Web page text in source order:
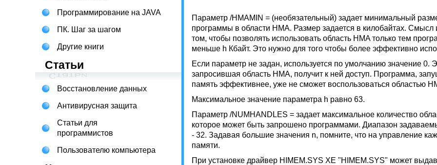
Программирование на JAVA
ПК. Шаг за шагом
Другие книги
Статьи
Восстановление данных
Антивирусная защита
Статьи для
программистов
Пользователю компьютера
Параметр /HMAMIN = (необязательный) задает минимальный
программы в области HMA. Размер задается в килобайтах. Смысл
том, чтобы позволять использовать область HMA только тем
меньше h Кбайт. Это нужно для того чтобы более эффективно
Если параметр не задан, используется по умолчанию значение 0.
запросившая область HMA, получит к ней доступ. Программа,
память эффективнее, уже не сможет воспользоваться областью
Максимальное значение параметра h равно 63.
Параметр /NUMHANDLES = задает максимальное количество
которое может быть запрошено программами. Диапазон
- 32. Задавая большие значения n, помните, что на управление
памяти.
При установке драйвер HIMEM.SYS XE "HIMEM.SYS" может